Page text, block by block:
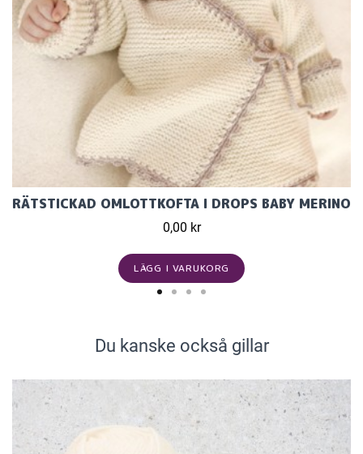
RÄTSTICKAD OMLOTTKOFTA I DROPS BABY MERINO
0,00 kr
LÄGG I VARUKORG
Du kanske också gillar